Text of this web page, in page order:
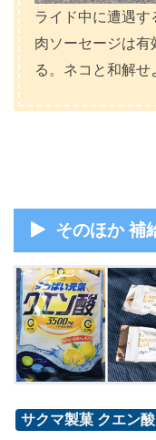
ライド中に遭遇す
肉ソーセージは有
る。ネコと和解せ
そのほか 補
サクマ製菓 クエン